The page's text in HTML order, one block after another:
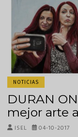
NOTICIAS
DURAN
mejor arte
ISEL 04-10-2017